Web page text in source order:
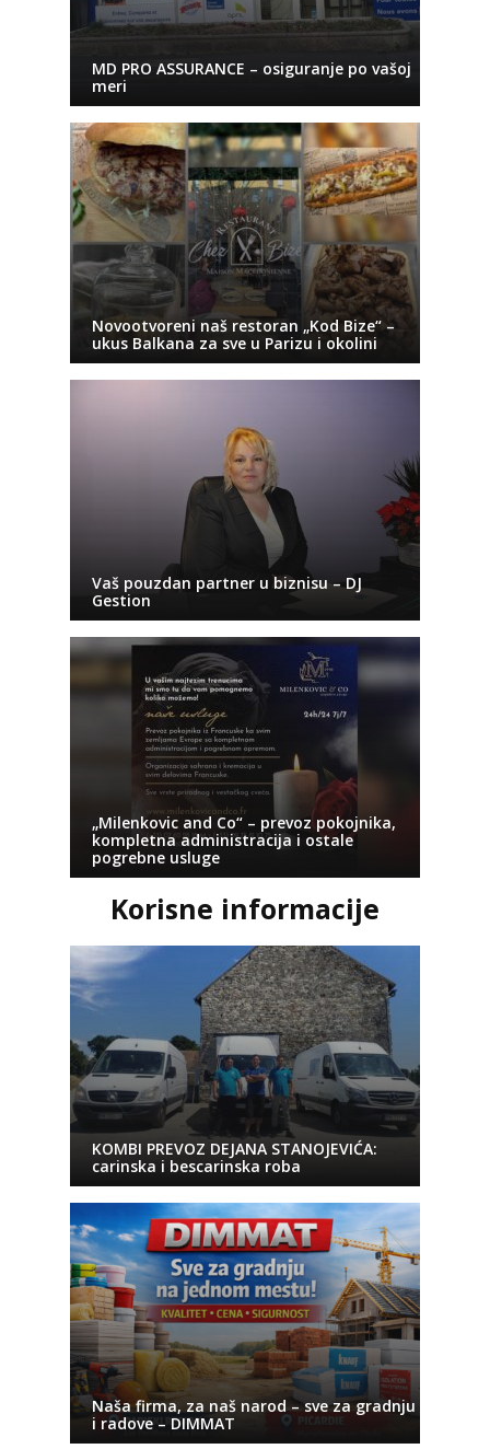
MD PRO ASSURANCE – osiguranje po vašoj
meri
Novootvoreni naš restoran „Kod Bize“ –
ukus Balkana za sve u Parizu i okolini
Vaš pouzdan partner u biznisu – DJ
Gestion
„Milenkovic and Co“ – prevoz pokojnika,
kompletna administracija i ostale
pogrebne usluge
Korisne informacije
KOMBI PREVOZ DEJANA STANOJEVIĆA:
carinska i bescarinska roba
Naša firma, za naš narod – sve za gradnju
i radove – DIMMAT